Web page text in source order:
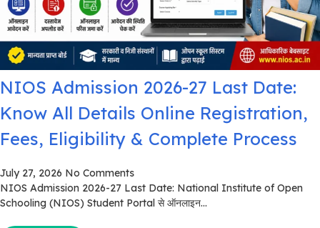
NIOS Admission 2026-27 Last Date:
Know All Details Online Registration,
Fees, Eligibility & Complete Process
July 27, 2026 No Comments
NIOS Admission 2026-27 Last Date: National Institute of Open
Schooling (NIOS) Student Portal से ऑनलाइन...